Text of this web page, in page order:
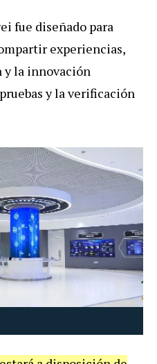
fue diseñado para
experiencias,
la innovación
y la verificación